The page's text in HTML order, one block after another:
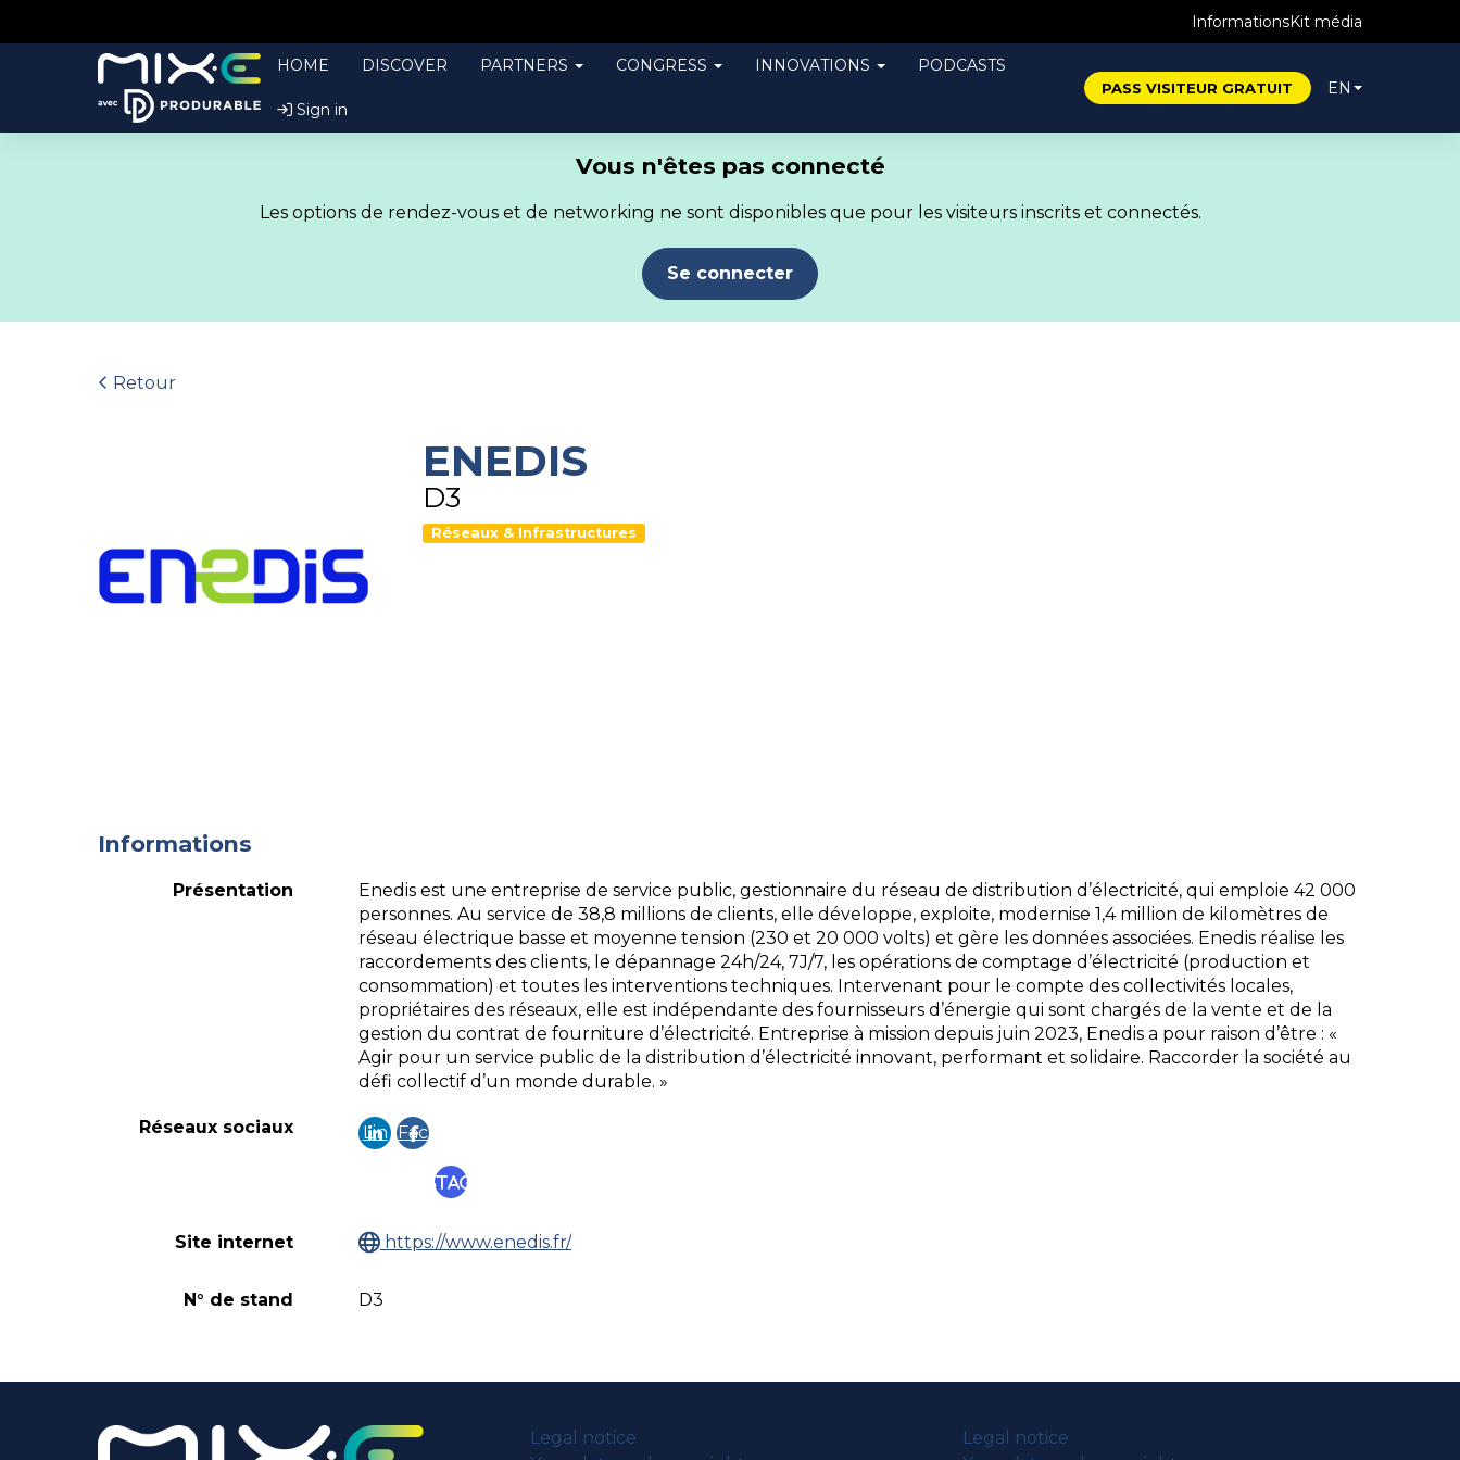
InformationsKit média
HOME DISCOVER PARTNERS CONGRESS INNOVATIONS PODCASTS
Sign in
PASS VISITEUR GRATUIT EN
Vous n'êtes pas connecté
Les options de rendez-vous et de networking ne sont disponibles que pour les visiteurs inscrits et connectés.
Se connecter
Retour
ENEDIS
D3
Réseaux & Infrastructures
Informations
Présentation
Enedis est une entreprise de service public, gestionnaire du réseau de distribution d’électricité, qui emploie 42 000
personnes. Au service de 38,8 millions de clients, elle développe, exploite, modernise 1,4 million de kilomètres de
réseau électrique basse et moyenne tension (230 et 20 000 volts) et gère les données associées. Enedis réalise les
raccordements des clients, le dépannage 24h/24, 7J/7, les opérations de comptage d’électricité (production et
consommation) et toutes les interventions techniques. Intervenant pour le compte des collectivités locales,
propriétaires des réseaux, elle est indépendante des fournisseurs d’énergie qui sont chargés de la vente et de la
gestion du contrat de fourniture d’électricité. Entreprise à mission depuis juin 2023, Enedis a pour raison d’être : «
Agir pour un service public de la distribution d’électricité innovant, performant et solidaire. Raccorder la société au
défi collectif d’un monde durable. »
Réseaux sociaux
Lin Fac
Instagram
Site internet https://www.enedis.fr/
N° de stand D3
Legal notice
Legal notice